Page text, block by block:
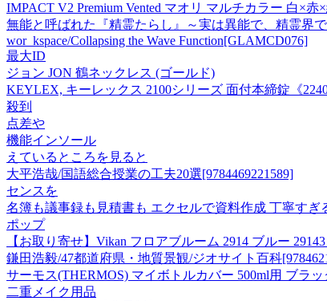
IMPACT V2 Premium Vented マオリ マルチカラー 白×赤
無能と呼ばれた『精霊たらし』～実は異能で、精霊界
wor_kspace/Collapsing the Wave Function[GLAMCD076]
最大ID
ジョン JON 鶴ネックレス (ゴールド)
KEYLEX, キーレックス 2100シリーズ 面付本締錠《
殺到
点差や
機能インソール
えているところを見ると
大平浩哉/国語総合授業の工夫20選[9784469221589]
センスを
名簿も議事録も見積書も エクセルで資料作成 丁寧すぎ
ポップ
【お取り寄せ】Vikan フロアブルーム 2914 ブルー
鎌田浩毅/47都道府県・地質景観/ジオサイト百科
サーモス(THERMOS) マイボトルカバー 500ml用 ブラッ
二重メイク用品